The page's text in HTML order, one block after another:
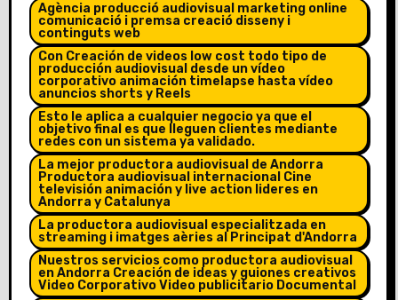
Agència producció audiovisual marketing online
comunicació i premsa creació disseny i
continguts web
Con Creación de videos low cost todo tipo de
producción audiovisual desde un vídeo
corporativo animación timelapse hasta vídeo
anuncios shorts y Reels
Esto le aplica a cualquier negocio ya que el
objetivo final es que lleguen clientes mediante
redes con un sistema ya validado.
La mejor productora audiovisual de Andorra
Productora audiovisual internacional Cine
televisión animación y live action lideres en
Andorra y Catalunya
La productora audiovisual especialitzada en
streaming i imatges aèries al Principat d'Andorra
Nuestros servicios como productora audiovisual
en Andorra Creación de ideas y guiones creativos
Video Corporativo Video publicitario Documental